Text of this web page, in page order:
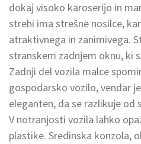
dokaj visoko karoserijo in
strehi ima strešne nosilce,
atraktivnega in zanimivega.
stranskem zadnjem oknu, ki
Zadnji del vozila malce
gospodarsko vozilo, vendar
eleganten, da se razlikuje od
V notranjosti vozila lahko
plastike. Sredinska konzola,